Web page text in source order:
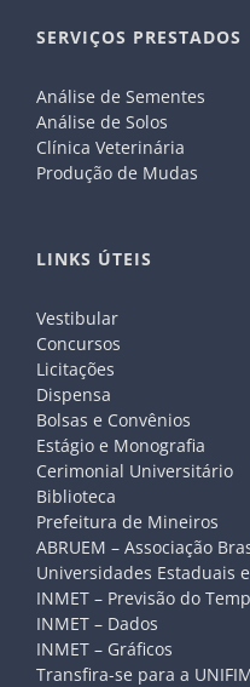
SERVIÇOS PRESTADOS
Análise de Sementes
Análise de Solos
Clínica Veterinária
Produção de Mudas
LINKS ÚTEIS
Vestibular
Concursos
Licitações
Dispensa
Bolsas e Convênios
Estágio e Monografia
Cerimonial Universitário
Biblioteca
Prefeitura de Mineiros
ABRUEM – Associação
Universidades Estaduais
INMET – Previsão do
INMET – Dados
INMET – Gráficos
Transfira-se para a